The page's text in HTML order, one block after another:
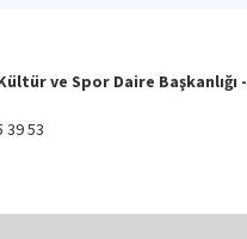
ve Spor Daire Başkanlığı -
39 53